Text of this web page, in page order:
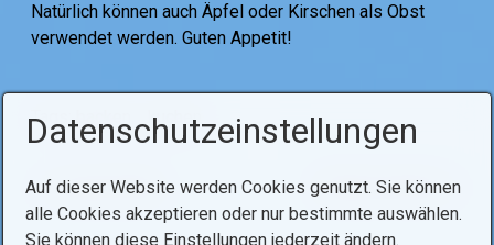
Natürlich können auch Äpfel oder Kirschen als Obst
verwendet werden. Guten Appetit!
Tags: kuchen
Voriger Artikel Nächster Artikel
Datenschutzeinstellungen
Auf dieser Website werden Cookies genutzt. Sie können
alle Cookies akzeptieren oder nur bestimmte auswählen.
Sie können diese Einstellungen jederzeit ändern.